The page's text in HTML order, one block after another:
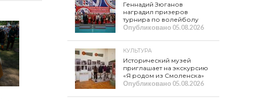
Геннадий Зюганов
наградил призеров
турнира по волейболу
Опубликовано05.08.2026
КУЛЬТУРА
Исторический музей
приглашает на экскурсию
«Я родом из Смоленска»
Опубликовано05.08.2026